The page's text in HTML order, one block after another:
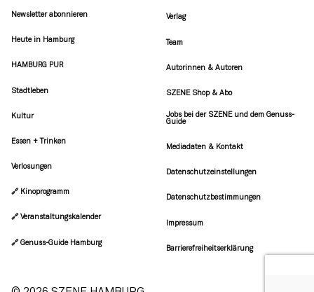
Newsletter abonnieren
Heute in Hamburg
HAMBURG PUR
Stadtleben
Kultur
Essen + Trinken
Verlosungen
🔗 Kinoprogramm
🔗 Veranstaltungskalender
🔗 Genuss-Guide Hamburg
Verlag
Team
Autorinnen & Autoren
SZENE Shop & Abo
Jobs bei der SZENE und dem Genuss-
Guide
Mediadaten & Kontakt
Datenschutzeinstellungen
Datenschutzbestimmungen
Impressum
Barrierefreiheitserklärung